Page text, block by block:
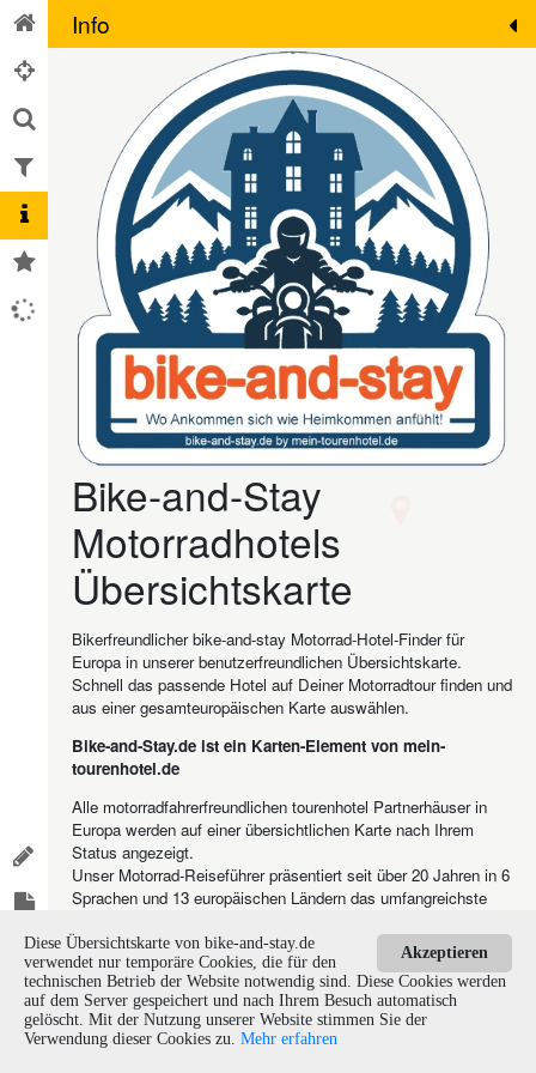
©
2024
Info
Bike-and-Stay
Motorradhotels
Übersichtskarte
Bikerfreundlicher bike-and-stay Motorrad-Hotel-Finder für
Europa in unserer benutzerfreundlichen Übersichtskarte.
Schnell das passende Hotel auf Deiner Motorradtour finden und
aus einer gesamteuropäischen Karte auswählen.
Bike-and-Stay.de ist ein Karten-Element von mein-
tourenhotel.de
Alle motorradfahrerfreundlichen tourenhotel Partnerhäuser in
Europa werden auf einer übersichtlichen Karte nach Ihrem
Status angezeigt.
Unser Motorrad-Reiseführer präsentiert seit über 20 Jahren in 6
Sprachen und 13 europäischen Ländern das umfangreichste
Karte Ansehen
Refresh Page
Akzeptieren
Diese Übersichtskarte von bike-and-stay.de
verwendet nur temporäre Cookies, die für den
technischen Betrieb der Website notwendig sind. Diese Cookies werden
auf dem Server gespeichert und nach Ihrem Besuch automatisch
gelöscht. Mit der Nutzung unserer Website stimmen Sie der
Verwendung dieser Cookies zu. Mehr erfahren